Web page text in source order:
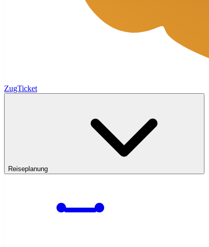
ZugTicket
Reiseplanung